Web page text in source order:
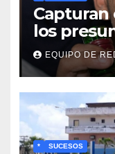
Capturan
los
la líder
Tineo
EQUIPO DE
* SUCESOS